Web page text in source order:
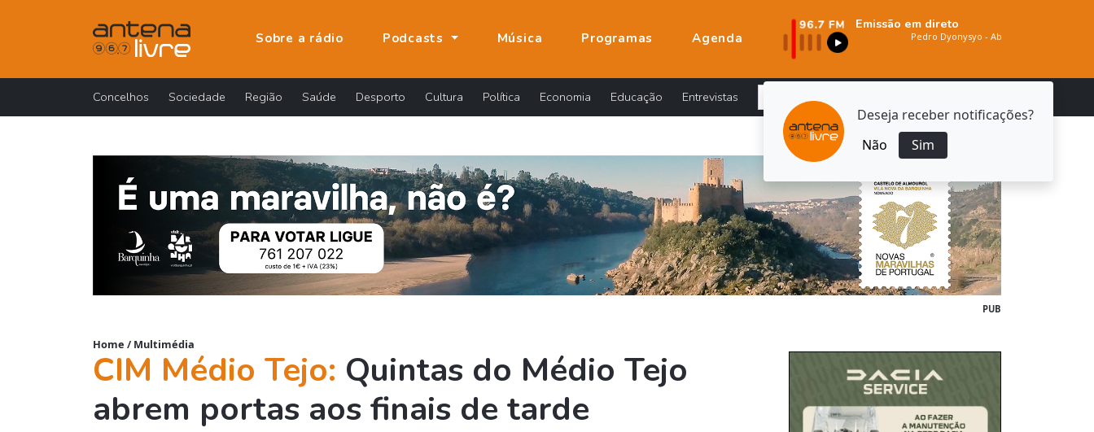
Deseja receber notificações?
Não
Sim
Sobre a rádio Podcasts Música Programas Agenda
Emissão em direto
Concelhos Sociedade Região Saúde Desporto Cultura Política Economia Educação Entrevistas
PUB
Home / Multimédia
CIM Médio Tejo: Quintas do Médio Tejo
abrem portas aos finais de tarde